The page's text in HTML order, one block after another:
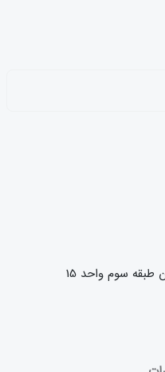
سوم واحد 15